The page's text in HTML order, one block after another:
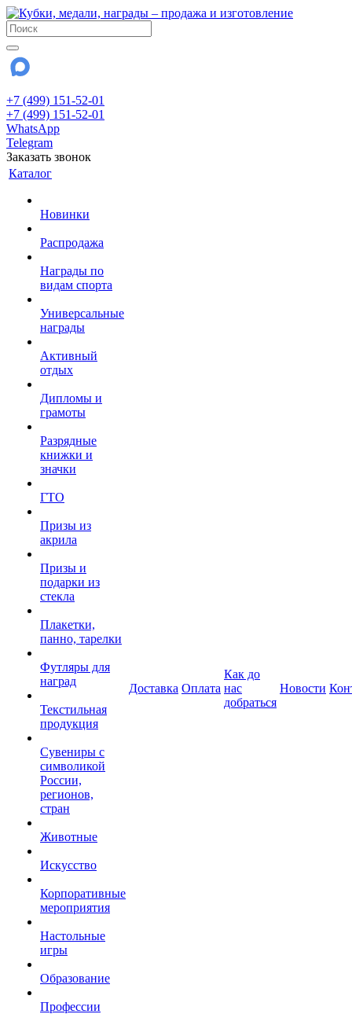
+7 (499) 151-52-01
+7 (499) 151-52-01
WhatsApp
Telegram
Заказать звонок
Каталог
Новинки
Распродажа
Награды по
видам спорта
Универсальные
награды
Активный
отдых
Дипломы и
грамоты
Разрядные
книжки и
значки
ГТО
Призы из
акрила
Призы и
подарки из
стекла
Плакетки,
панно, тарелки
Футляры для
наград
Текстильная
продукция
Сувениры с
символикой
России,
регионов,
стран
Животные
Искусство
Корпоративные
мероприятия
Настольные
игры
Образование
Профессии
Доставка Оплата
Как до
нас
добраться
Новости